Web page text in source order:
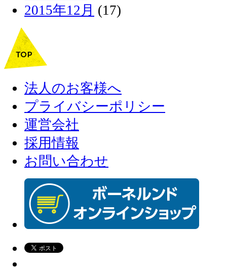
2015年12月 (17)
法人のお客様へ
プライバシーポリシー
運営会社
採用情報
お問い合わせ